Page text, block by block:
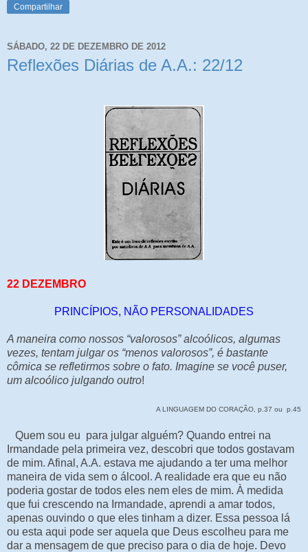
Compartilhar
SÁBADO, 22 DE DEZEMBRO DE 2012
Reflexões Diárias de A.A.: 22/12
22 DEZEMBRO
PRINCÍPIOS, NÃO PERSONALIDADES
A maneira como nossos “valorosos” alcoólicos, algumas
vezes, tentam julgar os “menos valorosos”, é bastante
cômica se refletirmos sobre o fato. Imagine se você puser,
um alcoólico julgando outro!
A LINGUAGEM DO CORAÇÃO, p.37 ou p.45
Quem sou eu para julgar alguém? Quando entrei na
Irmandade pela primeira vez, descobri que todos gostavam
de mim. Afinal, A.A. estava me ajudando a ter uma melhor
maneira de vida sem o álcool. A realidade era que eu não
poderia gostar de todos eles nem eles de mim. À medida
que fui crescendo na Irmandade, aprendi a amar todos,
apenas ouvindo o que eles tinham a dizer. Essa pessoa lá
ou esta aqui pode ser aquela que Deus escolheu para me
dar a mensagem de que preciso para o dia de hoje. Devo